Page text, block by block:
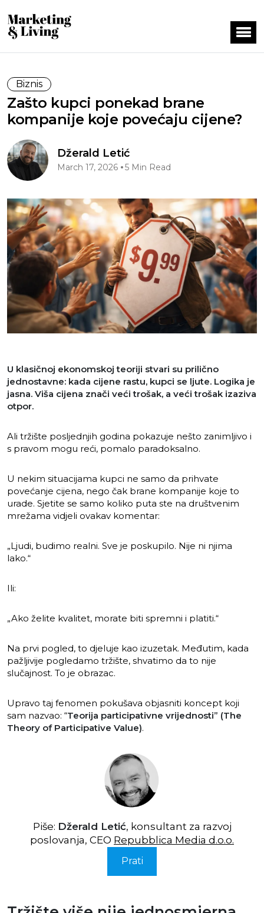
Biznis
Zašto kupci ponekad brane
kompanije koje povećaju cijene?
Džerald Letić
March 17, 2026 5 Min Read
U klasičnoj ekonomskoj teoriji stvari su prilično
jednostavne: kada cijene rastu, kupci se ljute. Logika je
jasna. Viša cijena znači veći trošak, a veći trošak izaziva
otpor.
Ali tržište posljednjih godina pokazuje nešto zanimljivo i
s pravom mogu reći, pomalo paradoksalno.
U nekim situacijama kupci ne samo da prihvate
povećanje cijena, nego čak brane kompanije koje to
urade. Sjetite se samo koliko puta ste na društvenim
mrežama vidjeli ovakav komentar:
„Ljudi, budimo realni. Sve je poskupilo. Nije ni njima
lako.“
Ili:
„Ako želite kvalitet, morate biti spremni i platiti.“
Na prvi pogled, to djeluje kao izuzetak. Međutim, kada
pažljivije pogledamo tržište, shvatimo da to nije
slučajnost. To je obrazac.
Upravo taj fenomen pokušava objasniti koncept koji
sam nazvao: “Teorija participativne vrijednosti” (The
Theory of Participative Value).
Piše: Džerald Letić, konsultant za razvoj
poslovanja, CEO Repubblica Media d.o.o.
Prati